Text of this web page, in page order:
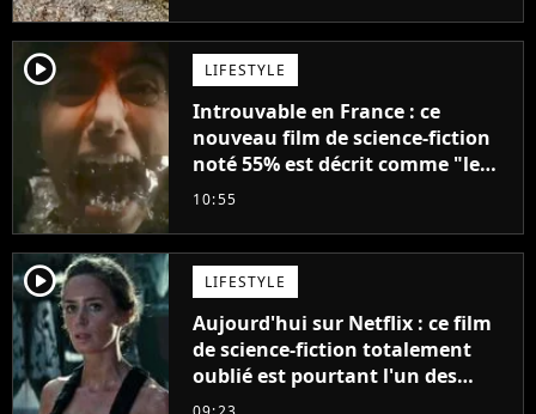
player2 LIFESTYLE
Introuvable en France : ce
nouveau film de science-fiction
noté 55% est décrit comme "le
plus stupide de l'année"
10:55
player2 LIFESTYLE
Aujourd'hui sur Netflix : ce film
de science-fiction totalement
oublié est pourtant l'un des
meilleurs des années 2010